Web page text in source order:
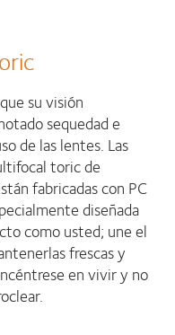
su visión
sequedad e
de las lentes. Las
toric de
fabricadas con PC
diseñada
como usted; une el
frescas y
en vivir y no